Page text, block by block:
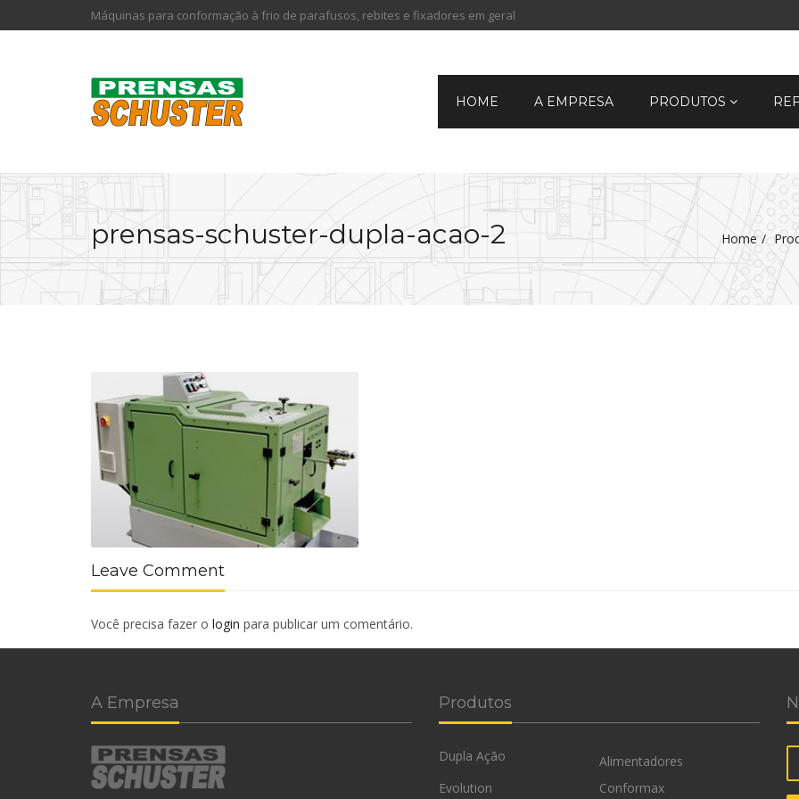
Máquinas para conformação à frio de parafusos, rebites e fixadores em geral
HOME A EMPRESA PRODUTOS
prensas-schuster-dupla-acao-2 Home
Leave Comment
Você precisa fazer o login para publicar um comentário.
A Empresa Produtos
Dupla Ação
Alimentadores
Evolution
Conformax